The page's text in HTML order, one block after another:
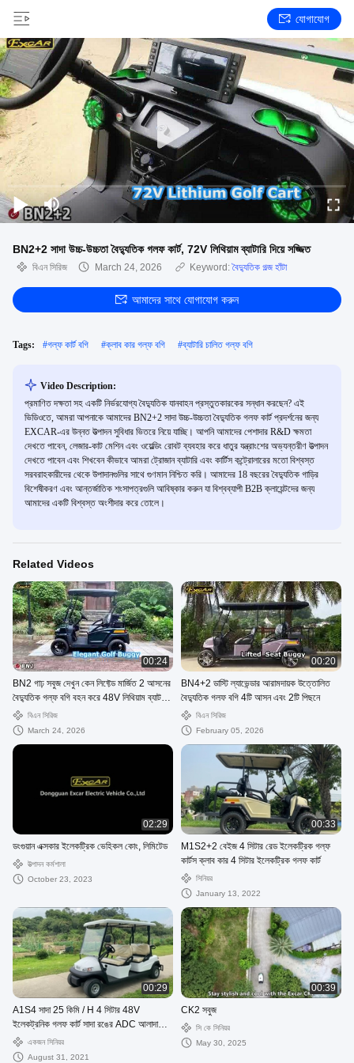
যোগাযোগ
BN2+2 সাদা উচ্চ-উচ্চতা বৈদ্যুতিক গলফ কার্ট, 72V লিথিয়াম ব্যাটারি দিয়ে সজ্জিত
বিএন সিরিজ March 24, 2026 Keyword:বৈদ্যুতিক গল্জ হাঁটা
আমাদের সাথে যোগাযোগ করুন
Tags: #গল্ফ কার্ট বগি #ক্লাব কার গল্ফ বগি #ব্যাটারি চালিত গল্ফ বগি
Video Description:
প্রমাণিত দক্ষতা সহ একটি নির্ভরযোগ্য বৈদ্যুতিক যানবাহন প্রস্তুতকারকের সন্ধান করছেন? এই
ভিডিওতে, আমরা আপনাকে আমাদের BN2+2 সাদা উচ্চ-উচ্চতা বৈদ্যুতিক গলফ কার্ট প্রদর্শনের জন্য
EXCAR-এর উন্নত উত্পাদন সুবিধার ভিতরে নিয়ে যাচ্ছি। আপনি আমাদের পেশাদার R&D ক্ষমতা
দেখতে পাবেন, লেজার-কাট মেশিন এবং ওয়েল্ডিং রোবট ব্যবহার করে ধাতুর যন্ত্রাংশের অভ্যন্তরীণ উত্পাদন
দেখতে পাবেন এবং শিখবেন কীভাবে আমরা ট্রোজান ব্যাটারি এবং কার্টিস কন্ট্রোলারের মতো বিশ্বস্ত
সরবরাহকারীদের থেকে উপাদানগুলির সাথে গুণমান নিশ্চিত করি। আমাদের 18 বছরের বৈদ্যুতিক গাড়ির
বিশেষীকরণ এবং আন্তর্জাতিক শংসাপত্রগুলি আবিষ্কার করুন যা বিশ্বব্যাপী B2B ক্লায়েন্টদের জন্য
আমাদের একটি বিশ্বস্ত অংশীদার করে তোলে।
Related Videos
00:24
BN2 গাঢ় সবুজ দেখুন কেন লিফ্টেড মার্জিত 2 আসনের
বৈদ্যুতিক গল্ফ বগি বহন করে 48V লিথিয়াম ব্যাট
বেছে নিনবিএন সিরিজ
March 24, 2026
00:20
BN4+2 ডাস্টি ল্যাভেন্ডার আরামদায়ক উত্তোলিত
বৈদ্যুতিক গলফ বগি 4টি আসন এবং 2টি পিছনে
বিএন সিরিজ
February 05, 2026
02:29
ডংগুয়ান এক্সকার ইলেকট্রিক ভেহিকল কোং, লিমিটেড
উত্পাদন কর্মশালা
October 23, 2023
00:33
M1S2+2 বেইজ 4 সিটার রেড ইলেকট্রিক গল্ফ
কার্টস ক্লাব কার 4 সিটার ইলেকট্রিক গলফ কার্ট
সিনিয়র
January 13, 2022
00:29
A1S4 সাদা 25 কিমি / H 4 সিটার 48V
ইলেকট্রনিক গলফ কার্ট সাদা রঙের ADC আলাদা
মোটর একজন সিনিয়র
August 31, 2021
00:39
CK2 সবুজ
সি কে সিনিয়র
May 30, 2025